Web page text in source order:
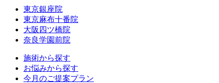
東京銀座院
東京麻布十番院
大阪四ツ橋院
奈良学園前院
施術から探す
お悩みから探す
今月のご提案プラン